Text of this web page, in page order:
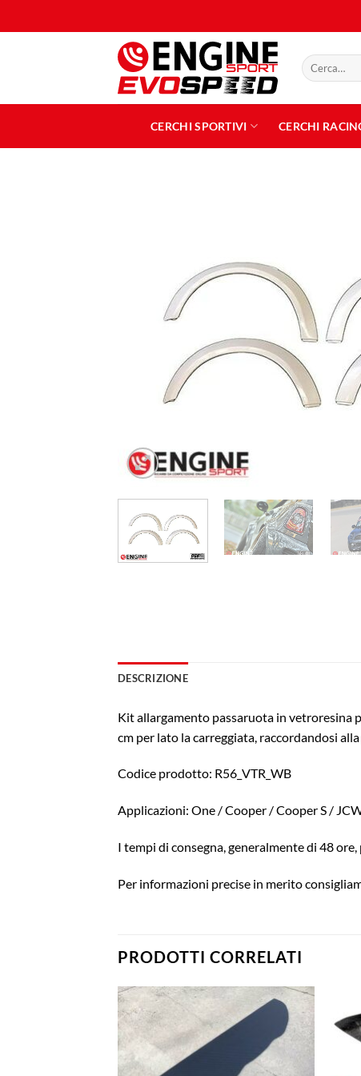
ai
Cerca:
CERCHI SPORTIVI CERCHI
DESCRIZIONE
Kit allargamento passaruota in vetroresina
cm per lato la carreggiata, raccordandosi
Codice prodotto: R56_VTR_WB
Applicazioni: One / Cooper / Cooper S /
I tempi di consegna, generalmente di 48
Per informazioni precise in merito
PRODOTTI CORRELATI
Aggiungi
alla lista